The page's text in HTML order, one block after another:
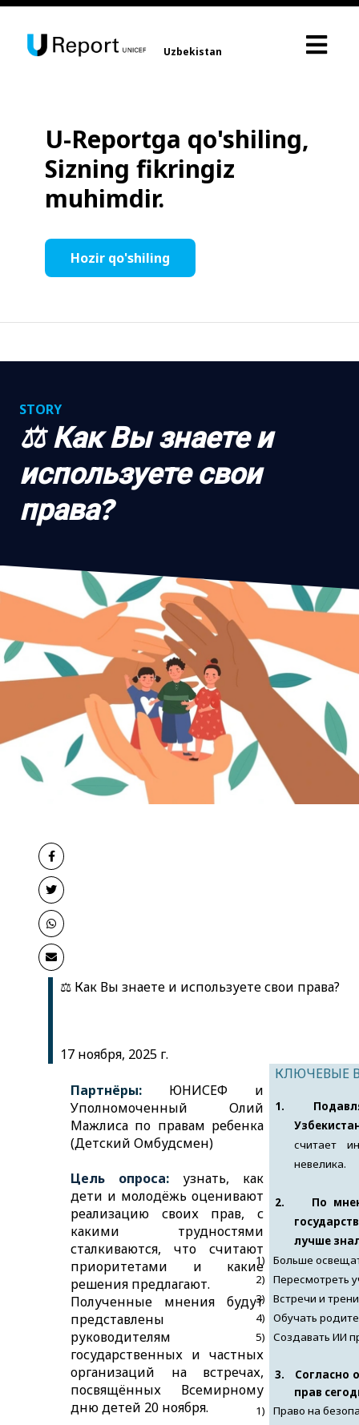
Uzbekistan
U-Reportga qo'shiling,
Sizning fikringiz
muhimdir.
Hozir qo'shiling
STORY
⚖️ Как Вы знаете и
используете свои
права?
⚖️ Как Вы знаете и используете свои права?
17 ноября, 2025 г.
Партнёры: ЮНИСЕФ и
Уполномоченный Олий
Мажлиса по правам ребенка
(Детский Омбудсмен)
Цель опроса: узнать, как
дети и молодёжь оценивают
реализацию своих прав, с
какими трудностями
сталкиваются, что считают
приоритетами и какие
решения предлагают.
Полученные мнения будут
представлены
руководителям
государственных и частных
организаций на встречах,
посвящённых Всемирному
дню детей 20 ноября.
КЛЮЧЕВЫЕ
1.
считает
невелика.
2.
По
лучше
1)
Больше
2)
Пересмотреть
3)
Встречи и
4)
Обучать
5)
Создавать ИИ
3.
Согласно
прав
1)
Право на